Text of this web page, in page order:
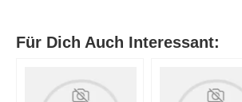
Für Dich Auch Interessant: